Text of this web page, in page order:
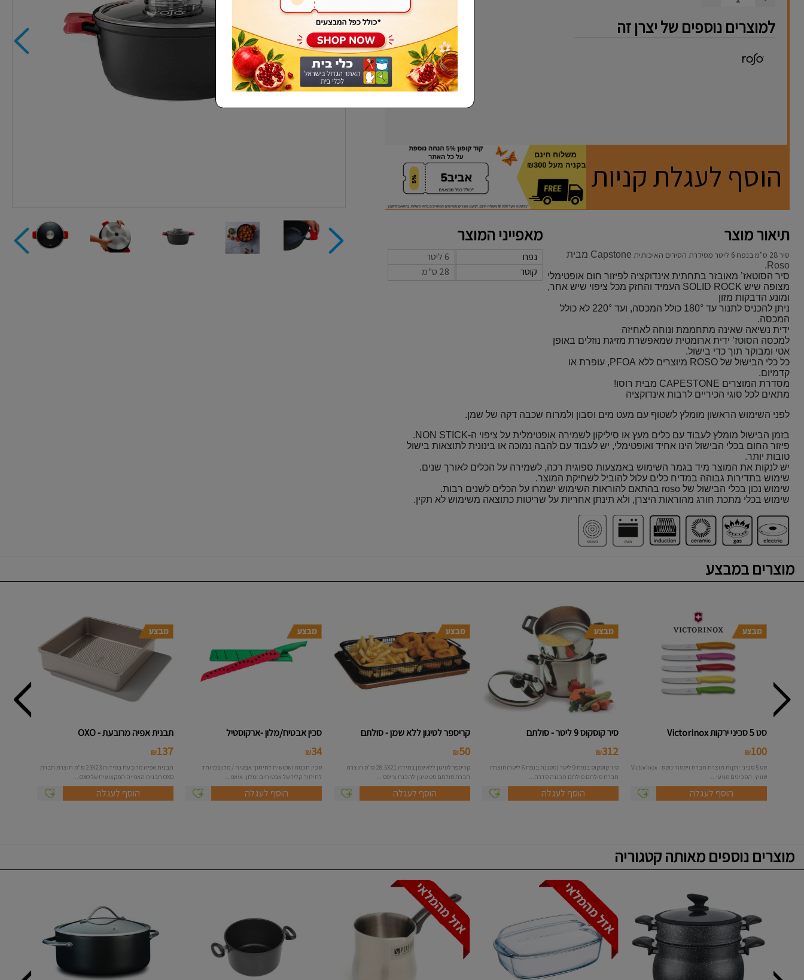
שכחתי סיסמא למוצרים נוספים של יצרן זה
הוסף לעגלת קניות
תיאור מוצר מאפייני המוצר
נפח
6 ליטר
קוטר
28 ס"מ
סיר 28 ס"מ בנפח 6 ליטר מסידרת הסירים האיכותית
Capstone מבית
Roso.
סיר הסוטאז’ מאובזר בתחתית אינדוקציה לפיזור חום אופטימלי
מצופה שיש SOLID ROCK העמיד והחזק מכל ציפוי שיש אחר,
ומונע הדבקות מזון
ניתן להכניס לתנור עד 180° כולל המכסה, ועד 220° לא כולל
המכסה.
ידית נשיאה שאינה מתחממת ונוחה לאחיזה
למכסה הסוטז’ ידית ארומטית שמאפשרת מזיגת נוזלים באופן
אטי ומבוקר תוך כדי בישול.
כל כלי הבישול של ROSO מיוצרים ללא PFOA, עופרת או
קדמיום.
מסדרת המוצרים CAPESTONE מבית רוסו!
מתאים לכל סוגי הכיריים לרבות אינדוקציה
לפני השימוש הראשון מומלץ לשטוף עם מעט מים וסבון ולמרוח שכבה דקה של שמן.
בזמן הבישול מומלץ לעבוד עם כלים מעץ או סיליקון לשמירה אופטימלית על ציפוי ה-NON STICK.
פיזור החום בכלי הבישול הינו אחיד ואופטימלי, יש לעבוד עם להבה נמוכה או בינונית לתוצאות בישול
טובות יותר.
יש לנקות את המוצר מיד בגמר השימוש באמצעות ספוגית רכה, לשמירה על הכלים לאורך שנים.
שימוש בתדירות גבוהה במדיח כלים עלול להוביל לשחיקת המוצר.
שימוש נכון בכלי הבישול של roso בהתאם להוראות השימוש ישמרו על הכלים לשנים רבות.
שימוש בכלי מתכת חורג מהוראות היצרן, ולא תינתן אחריות על שריטות כתוצאה משימוש לא תקין.
מוצרים במבצע
סט 5 סכיני ירקות Victorinox
100
₪
סט 5 סכיני ירקות תוצרת חברת ויקטורינוקס - Victorinox
שוויץ. הסכינים מגיעי...
הוסף לעגלה
סיר קוסקוס 9 ליטר - סולתם
312
₪
סיר קוסקוס בנפח 9 ליטר (מסננת בנפח 6 ליטר)תוצרת
חברת סולתם סולתם תכננה סדרה...
הוסף לעגלה
קריספר לטיגון ללא שמן - סולתם
50
₪
קריספר לטיגון ללא שמן במידה 28.5X21 ס"מ תוצרת
חברת סולתם סט טיגון להכנת צ'יפס ...
הוסף לעגלה
סכין אבטיח/מלון -ארקוסטיל
34
₪
סכין חכמה ושמושית לחיתוך אבטיח / מלוןבמיוחד
לחיתוך קליל של אבטיחים ומלון. איאפ...
הוסף לעגלה
תבנית אפיה מרובעת - OXO
137
₪
תבנית אפיה מרובעת במידות 23X23 ס"מ תוצרת חברת
OXO תבנית האפייה המקצועית של OXO ...
הוסף לעגלה
מוצרים נוספים מאותה קטגוריה